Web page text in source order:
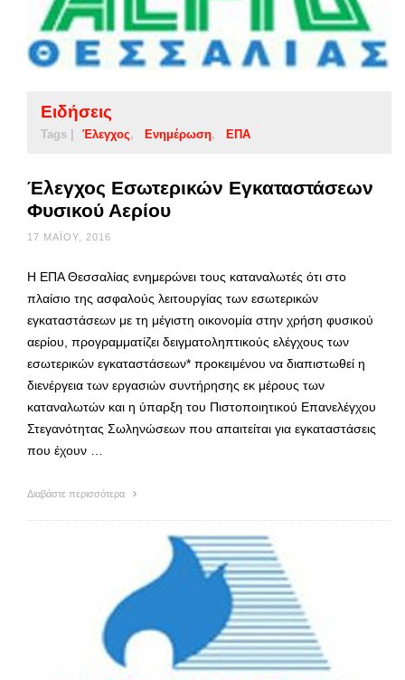
Ειδήσεις
Tags | Έλεγχος Ενημέρωση ΕΠΑ
Έλεγχος Εσωτερικών Εγκαταστάσεων
Φυσικού Αερίου
17 ΜΑΪ́ΟΥ, 2016
Η ΕΠΑ Θεσσαλίας ενημερώνει τους καταναλωτές ότι στο
πλαίσιο της ασφαλούς λειτουργίας των εσωτερικών
εγκαταστάσεων με τη μέγιστη οικονομία στην χρήση φυσικού
αερίου, προγραμματίζει δειγματοληπτικούς ελέγχους των
εσωτερικών εγκαταστάσεων* προκειμένου να διαπιστωθεί η
διενέργεια των εργασιών συντήρησης εκ μέρους των
καταναλωτών και η ύπαρξη του Πιστοποιητικού Επανελέγχου
Στεγανότητας Σωληνώσεων που απαιτείται για εγκαταστάσεις
που έχουν …
Διαβάστε περισσότερα